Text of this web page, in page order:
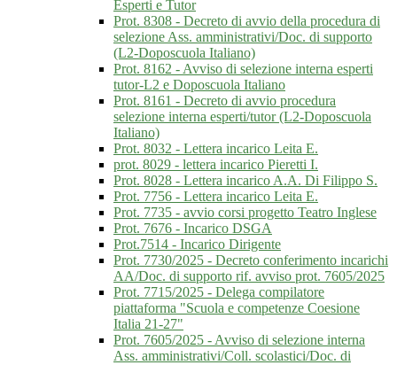
Esperti e Tutor
Prot. 8308 - Decreto di avvio della procedura di
selezione Ass. amministrativi/Doc. di supporto
(L2-Doposcuola Italiano)
Prot. 8162 - Avviso di selezione interna esperti
tutor-L2 e Doposcuola Italiano
Prot. 8161 - Decreto di avvio procedura
selezione interna esperti/tutor (L2-Doposcuola
Italiano)
Prot. 8032 - Lettera incarico Leita E.
prot. 8029 - lettera incarico Pieretti I.
Prot. 8028 - Lettera incarico A.A. Di Filippo S.
Prot. 7756 - Lettera incarico Leita E.
Prot. 7735 - avvio corsi progetto Teatro Inglese
Prot. 7676 - Incarico DSGA
Prot.7514 - Incarico Dirigente
Prot. 7730/2025 - Decreto conferimento incarichi
AA/Doc. di supporto rif. avviso prot. 7605/2025
Prot. 7715/2025 - Delega compilatore
piattaforma "Scuola e competenze Coesione
Italia 21-27"
Prot. 7605/2025 - Avviso di selezione interna
Ass. amministrativi/Coll. scolastici/Doc. di